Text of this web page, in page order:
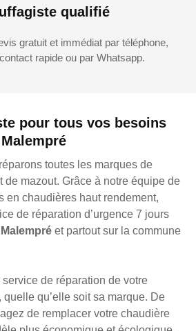
pour tous vos besoins
toutes les marques de
de mazout. Grâce à notre équipe de
en chaudières haut rendement,
de réparation d’urgence 7 jours
Malempré et partout sur la commune
de réparation de votre
qu’elle soit sa marque. De
de remplacer votre chaudière
qualifié
gratuit et immédiat par téléphone,
rapide ou par Whatsapp.